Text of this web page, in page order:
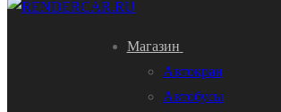
Магазин
Автокран
Автобусы